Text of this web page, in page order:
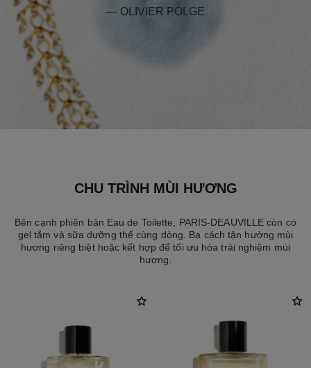
— OLIVIER POLGE
CHU TRÌNH MÙI HƯƠNG
Bên cạnh phiên bản Eau de Toilette, PARIS-DEAUVILLE còn có
gel tắm và sữa dưỡng thể cùng dòng. Ba cách tận hưởng mùi
hương riêng biệt hoặc kết hợp để tối ưu hóa trải nghiệm mùi
hương.